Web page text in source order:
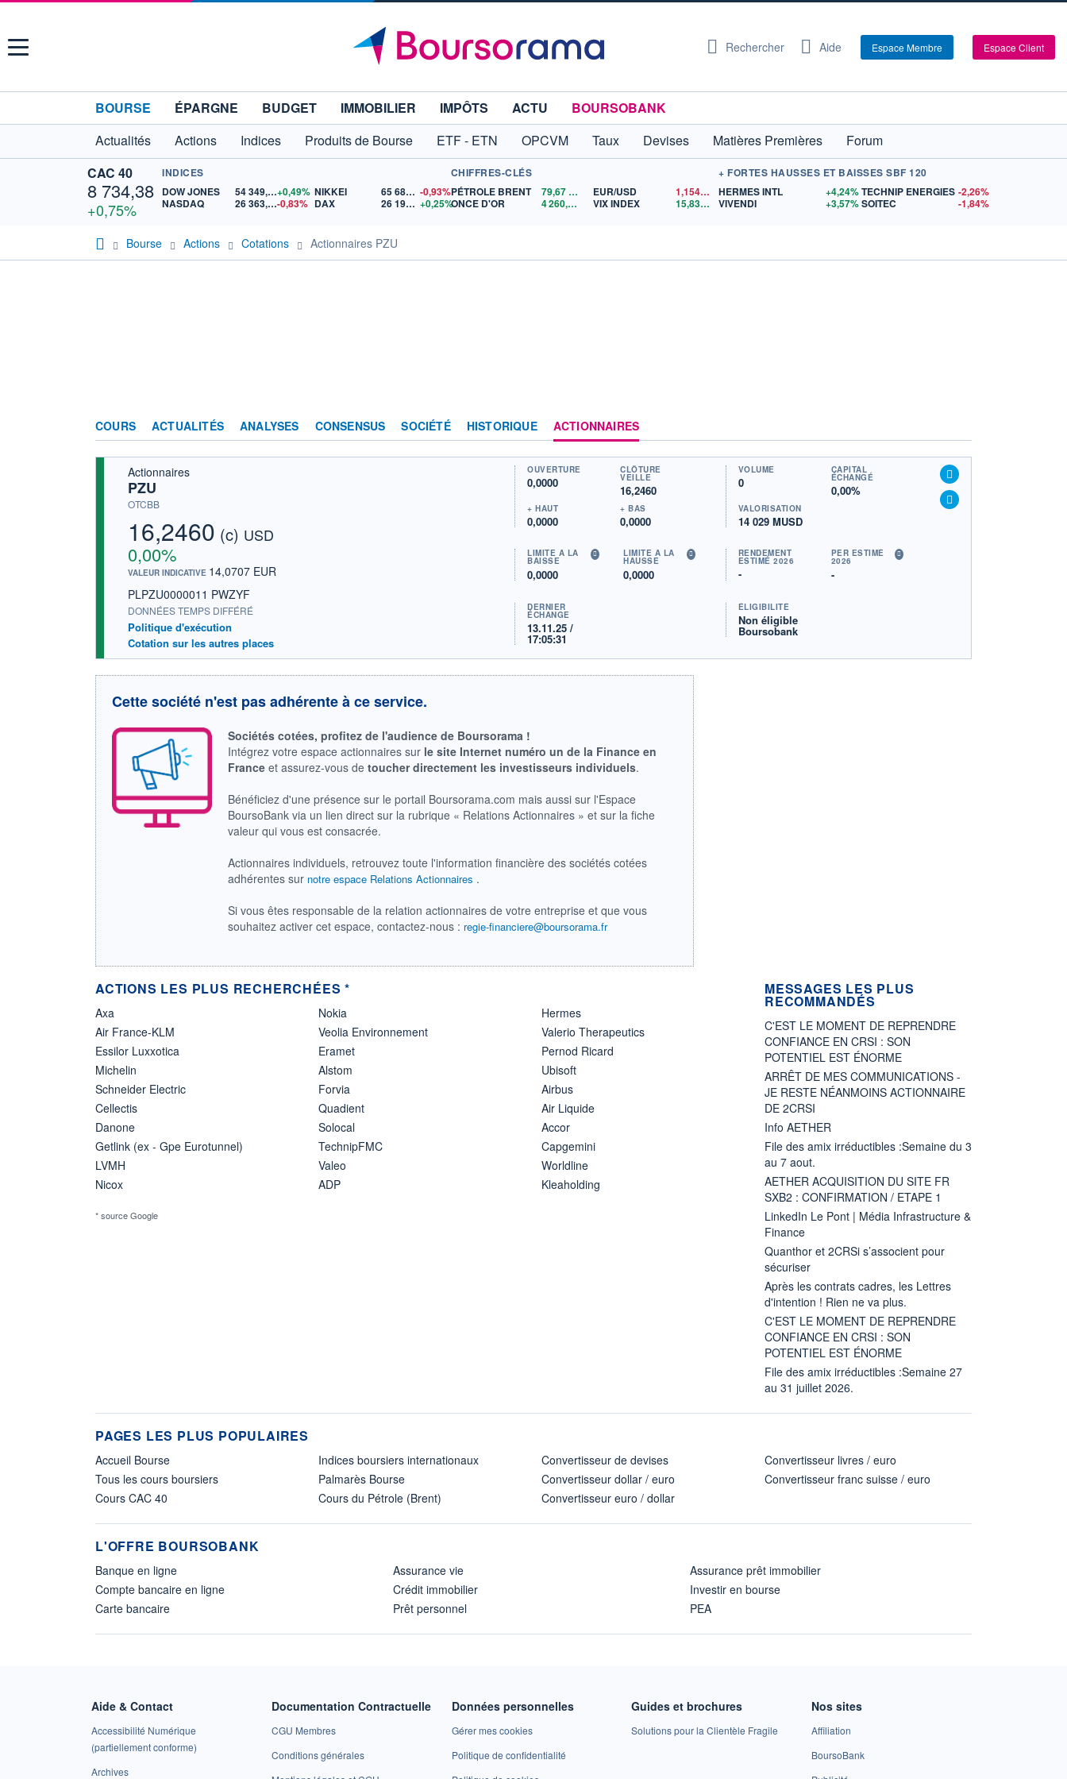
Menu Rechercher Aide Espace Membre Espace Client
BOURSE ÉPARGNE BUDGET IMMOBILIER IMPÔTS ACTU
BOURSOBANK
Actualités
Actions Indices Produits de Bourse ETF - ETN OPCVM Taux Devises Matières Premières
Forum
CAC 40
8 734,38
+0,75%
INDICES
DOW JONES
54 349,12+0,49%
NASDAQ
26 363,44-0,83%
NIKKEI 65 683,26 -0,93%
DAX
26 190,97 +0,25%
CHIFFRES-CLÉS
PÉTROLE BRENT
79,67
ONCE D'OR
4 260,88 $US
EUR/USD 1,1546$US
VIX INDEX
15,83
$US
+ FORTES HAUSSES ET BAISSES SBF 120
HERMES INTL
+4,24%
VIVENDI
+3,57%
TECHNIP ENERGIES -2,26%
SOITEC
-1,84%
Bourse Actions Cotations Actionnaires PZU
COURS ACTUALITÉS ANALYSES CONSENSUS SOCIÉTÉ HISTORIQUE ACTIONNAIRES
Actionnaires
PZU
OTCBB
16,2460 (c) USD
0,00%
VALEUR INDICATIVE 14,0707 EUR
PLPZU0000011 PWZYF
DONNÉES TEMPS DIFFÉRÉ
Politique d'exécution
Cotation sur les autres places
OUVERTURE
0,0000
CLÔTURE
VEILLE
16,2460
+ HAUT
0,0000
+ BAS
0,0000
VOLUME
0
CAPITAL
ÉCHANGÉ
0,00%
VALORISATION
14 029 MUSD
LIMITE À LA
BAISSE
0,0000
LIMITE À LA
HAUSSE
0,0000
RENDEMENT
ESTIMÉ 2026
-
PER ESTIMÉ
2026
-
DERNIER
ÉCHANGE
13.11.25 /
17:05:31
ÉLIGIBILITÉ
Non éligible
Boursobank
Cette société n'est pas adhérente à ce service.
Sociétés cotées, profitez de l'audience de Boursorama !
Intégrez votre espace actionnaires sur le site Internet numéro un de la Finance en
France et assurez-vous detoucher directement les investisseurs individuels.
Bénéficiez d'une présence sur le portail Boursorama.com mais aussi sur l'Espace
BoursoBank via un lien direct sur la rubrique « Relations Actionnaires » et sur la fiche
valeur qui vous est consacrée.
Actionnaires individuels, retrouvez toute l'information financière des sociétés cotées
adhérentes sur notre espace Relations Actionnaires .
Si vous êtes responsable de la relation actionnaires de votre entreprise et que vous
souhaitez activer cet espace, contactez-nous : regie-financiere@boursorama.fr
ACTIONS LES PLUS RECHERCHÉES *
Axa
Air France-KLM
Essilor Luxxotica
Michelin
Schneider Electric
Cellectis
Danone
Getlink (ex - Gpe Eurotunnel)
LVMH
Nicox
Nokia
Veolia Environnement
Eramet
Alstom
Forvia
Quadient
Solocal
TechnipFMC
Valeo
ADP
Hermes
Valerio Therapeutics
Pernod Ricard
Ubisoft
Airbus
Air Liquide
Accor
Capgemini
Worldline
Kleaholding
* source Google
MESSAGES LES PLUS
RECOMMANDÉS
C'EST LE MOMENT DE REPRENDRE
CONFIANCE EN CRSI : SON
POTENTIEL EST ÉNORME
ARRÊT DE MES COMMUNICATIONS -
JE RESTE NÉANMOINS ACTIONNAIRE
DE 2CRSI
Info AETHER
File des amix irréductibles :Semaine du 3
au 7 aout.
AETHER ACQUISITION DU SITE FR
SXB2 : CONFIRMATION / ETAPE 1
LinkedIn Le Pont | Média Infrastructure &
Finance
Quanthor et 2CRSi s’associent pour
sécuriser
Après les contrats cadres, les Lettres
d'intention ! Rien ne va plus.
C'EST LE MOMENT DE REPRENDRE
CONFIANCE EN CRSI : SON
POTENTIEL EST ÉNORME
File des amix irréductibles :Semaine 27
au 31 juillet 2026.
PAGES LES PLUS POPULAIRES
Accueil Bourse
Tous les cours boursiers
Cours CAC 40
Indices boursiers internationaux
Palmarès Bourse
Cours du Pétrole (Brent)
Convertisseur de devises
Convertisseur dollar / euro
Convertisseur euro / dollar
Convertisseur livres / euro
Convertisseur franc suisse / euro
L'OFFRE BOURSOBANK
Banque en ligne
Compte bancaire en ligne
Carte bancaire
Assurance vie
Crédit immobilier
Prêt personnel
Assurance prêt immobilier
Investir en bourse
PEA
Aide & Contact
Accessibilité Numérique
(partiellement conforme)
Archives
Documentation Contractuelle
CGU Membres
Conditions générales
Données personnelles
Gérer mes cookies
Politique de confidentialité
Guides et brochures
Solutions pour la Clientèle Fragile
Nos sites
Affiliation
BoursoBank